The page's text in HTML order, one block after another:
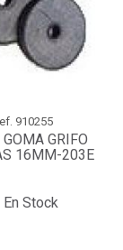
910255
GRIFO
16MM-203E
En Stock